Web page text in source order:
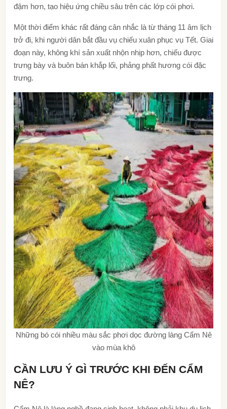
đậm hơn, tạo hiệu ứng chiều sâu trên các lớp cói phơi.
Một thời điểm khác rất đáng cân nhắc là từ tháng 11 âm lịch
trở đi, khi người dân bắt đầu vụ chiếu xuân phục vụ Tết. Giai
đoạn này, không khí sản xuất nhộn nhịp hơn, chiếu được
trưng bày và buôn bán khắp lối, phảng phất hương cói đặc
trưng.
Những bó cói nhiều màu sắc phơi dọc đường làng Cẩm Nê
vào mùa khô
CẦN LƯU Ý GÌ TRƯỚC KHI ĐẾN CẨM
NÊ?